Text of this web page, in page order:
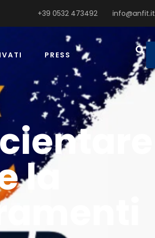
info@anfit.it
+39 0532 473492
PRESS
la